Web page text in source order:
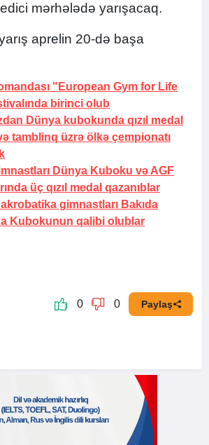
mərhələdə yarışacaq.
aprelin 20-də başa
"European Gym for Life
birinci olub
Dünya kubokunda qızıl medal
tamblinq üzrə ölkə çempionatı
Dünya Kuboku və AGF
üç qızıl medal qazanıblar
gimnastları Bakıda
Kubokunun qalibi olublar
0 0 Paylaş